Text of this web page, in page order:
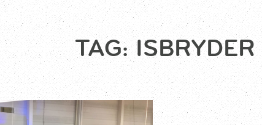
TAG:ISBRYDER